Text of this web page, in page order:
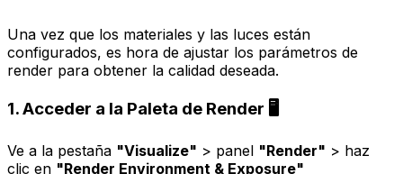
Una vez que los materiales y las luces están
configurados, es hora de ajustar los parámetros de
render para obtener la calidad deseada.
1. Acceder a la Paleta de Render 🖥️
Ve a la pestaña "Visualize" > panel "Render" > haz
clic en "Render Environment & Exposure"